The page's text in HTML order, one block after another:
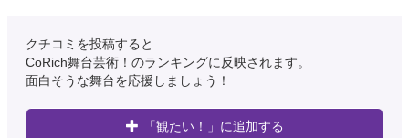
クチコミを投稿すると
CoRich舞台芸術！のランキングに反映されます。
面白そうな舞台を応援しましょう！
「観たい！」に追加する